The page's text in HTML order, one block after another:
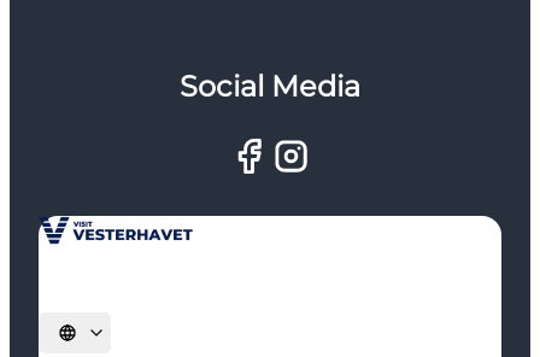
Social Media
Vælg sprog